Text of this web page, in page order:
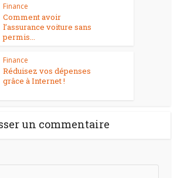
Finance
Comment avoir
l’assurance voiture sans
permis...
Finance
Réduisez vos dépenses
grâce à Internet !
un commentaire